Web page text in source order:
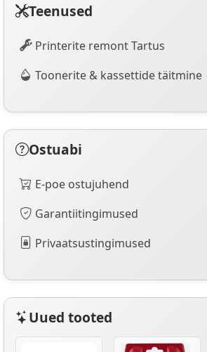
Teenused
Printerite remont Tartus
Toonerite & kassettide täitmine
Ostuabi
E-poe ostujuhend
Garantiitingimused
Privaatsustingimused
Uued tooted